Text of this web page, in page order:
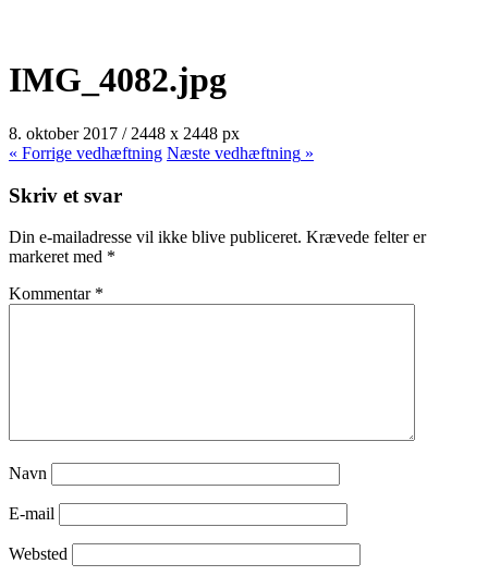
IMG_4082.jpg
8. oktober 2017 / 2448 x 2448 px
« Forrige vedhæftning Næste vedhæftning »
Skriv et svar
Din e-mailadresse vil ikke blive publiceret. Krævede felter er
markeret med *
Kommentar *
Navn
E-mail
Websted